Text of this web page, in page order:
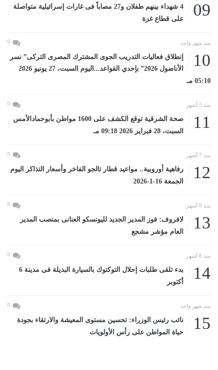
09
4 شهداء بينهم طفلان و27 مصاباً فى غارات إسرائيلية متواصلة
على قطاع غزة
منذ شهر واحد 0
10
إنطلاق فعاليات التدريب الجوى المشترك المصرى التركى” نسر
الأناضول 2026” بإحدي القواعد...اليوم السبت، 27 يونيو 2026
05:10 مـ
منذ 5 أشهر 0
11
صحة الشرقية توقع الكشف على 1600 مواطن بأبوحمادالأمس
السبت، 28 فبراير 2026 09:18 مـ
منذ 7 أشهر 0
12
رفاهية أوروبية.. مواعيد قطار تالجو الفاخر وأسعار التذاكر اليوم
الجمعة 16-1-2026
منذ 8 أشهر 0
13
لافروف: فوز المدير الجديد لليونسكو العنانى بمنصب المدير
العام مؤشر مشجع
منذ 8 أشهر 0
14
بدء تلقى طلبات إحلال التوكتوك بالسيارة البديلة فى مدينة 6
أكتوبر
منذ شهر واحد 0
15
نائب رئيس الوزراء: تحسين مستوى المعيشة والارتقاء بجودة
حياة المواطن على رأس الأولويات